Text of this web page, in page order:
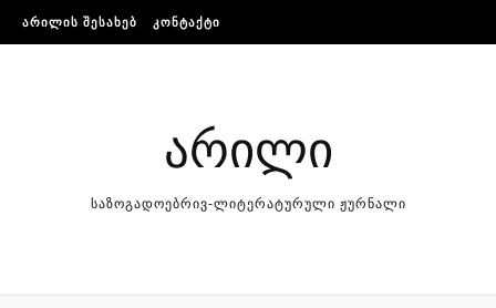
Skip to content
ᲐᲠᲘᲚᲘᲡ ᲨᲔᲡᲐᲮᲔᲑ ᲙᲝᲜᲢᲐᲥᲢᲘ
არილი
საზოგადოებრივ-ლიტერატურული ჟურნალი